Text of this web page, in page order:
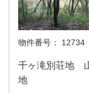
物件番号： 12734
千ヶ滝別荘地
地